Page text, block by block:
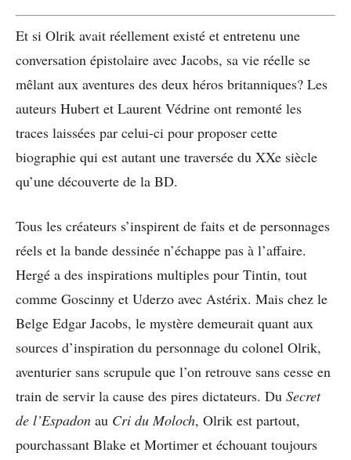
Et si Olrik avait réellement existé et entretenu une
conversation épistolaire avec Jacobs, sa vie réelle se
mêlant aux aventures des deux héros britanniques? Les
auteurs Hubert et Laurent Védrine ont remonté les
traces laissées par celui-ci pour proposer cette
biographie qui est autant une traversée du XXe siècle
qu’une découverte de la BD.
Tous les créateurs s’inspirent de faits et de personnages
réels et la bande dessinée n’échappe pas à l’affaire.
Hergé a des inspirations multiples pour Tintin, tout
comme Goscinny et Uderzo avec Astérix. Mais chez le
Belge Edgar Jacobs, le mystère demeurait quant aux
sources d’inspiration du personnage du colonel Olrik,
aventurier sans scrupule que l’on retrouve sans cesse en
train de servir la cause des pires dictateurs. Du Secret
de l’Espadon au Cri du Moloch, Olrik est partout,
pourchassant Blake et Mortimer et échouant toujours